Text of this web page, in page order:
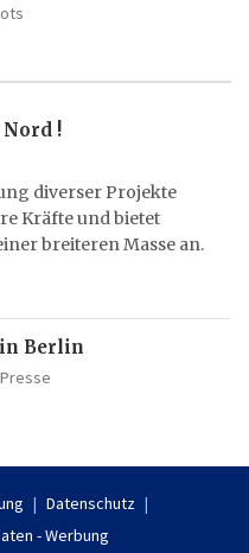
ots
Nord !
diverser Projekte
Kräfte und bietet
breiteren Masse an.
Berlin
Presse
Datenschutz
- Werbung